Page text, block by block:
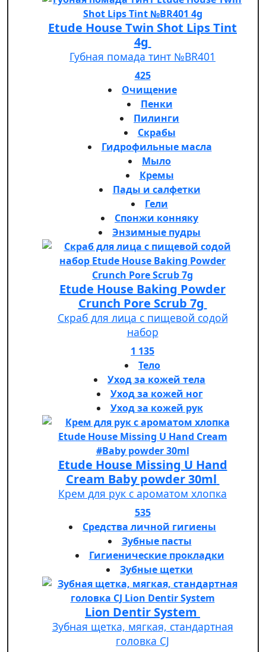
Etude House Twin Shot Lips Tint
4g
Губная помада тинт №BR401
425
Очищение
Пенки
Пилинги
Скрабы
Гидрофильные масла
Мыло
Кремы
Пады и салфетки
Гели
Спонжи конняку
Энзимные пудры
Etude House Baking Powder
Crunch Pore Scrub 7g
Скраб для лица с пищевой содой
набор
1 135
Тело
Уход за кожей тела
Уход за кожей ног
Уход за кожей рук
Etude House Missing U Hand
Cream Baby powder 30ml
Крем для рук с ароматом хлопка
535
Средства личной гигиены
Зубные пасты
Гигиенические прокладки
Зубные щетки
Lion Dentir System
Зубная щетка, мягкая, стандартная
головка СJ